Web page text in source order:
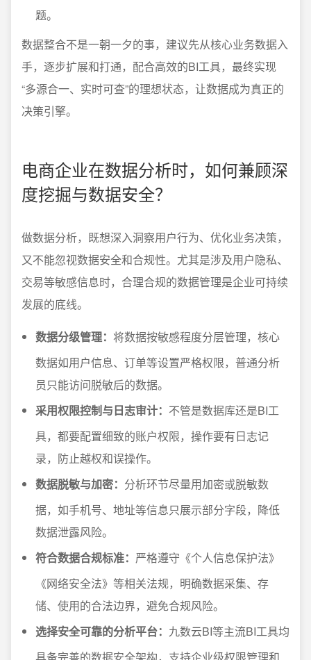
题。
数据整合不是一朝一夕的事，建议先从核心业务数据入
手，逐步扩展和打通，配合高效的BI工具，最终实现
“多源合一、实时可查”的理想状态，让数据成为真正的
决策引擎。
电商企业在数据分析时，如何兼顾深
度挖掘与数据安全？
做数据分析，既想深入洞察用户行为、优化业务决策，
又不能忽视数据安全和合规性。尤其是涉及用户隐私、
交易等敏感信息时，合理合规的数据管理是企业可持续
发展的底线。
数据分级管理： 将数据按敏感程度分层管理，核心
数据如用户信息、订单等设置严格权限，普通分析
员只能访问脱敏后的数据。
采用权限控制与日志审计： 不管是数据库还是BI工
具，都要配置细致的账户权限，操作要有日志记
录，防止越权和误操作。
数据脱敏与加密： 分析环节尽量用加密或脱敏数
据，如手机号、地址等信息只展示部分字段，降低
数据泄露风险。
符合数据合规标准： 严格遵守《个人信息保护法》
《网络安全法》等相关法规，明确数据采集、存
储、使用的合法边界，避免合规风险。
选择安全可靠的分析平台： 九数云BI等主流BI工具均